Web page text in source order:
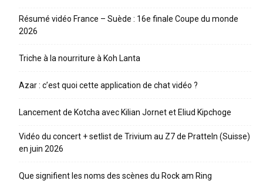
Résumé vidéo France – Suède : 16e finale Coupe du monde
2026
Triche à la nourriture à Koh Lanta
Azar : c’est quoi cette application de chat vidéo ?
Lancement de Kotcha avec Kilian Jornet et Eliud Kipchoge
Vidéo du concert + setlist de Trivium au Z7 de Pratteln (Suisse)
en juin 2026
Que signifient les noms des scènes du Rock am Ring